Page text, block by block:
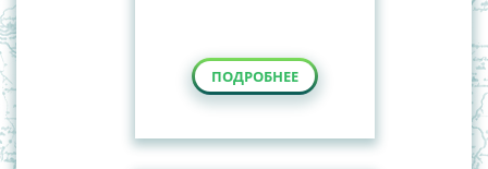
ПОДРОБНЕЕ